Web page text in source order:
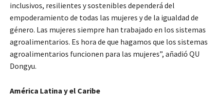
inclusivos, resilientes y sostenibles dependerá del
empoderamiento de todas las mujeres y de la igualdad de
género. Las mujeres siempre han trabajado en los sistemas
agroalimentarios. Es hora de que hagamos que los sistemas
agroalimentarios funcionen para las mujeres”, añadió QU
Dongyu.
América Latina y el Caribe